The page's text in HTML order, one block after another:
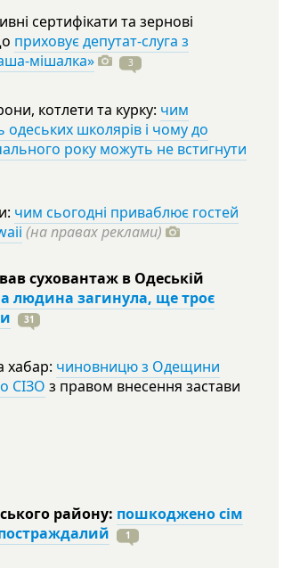
сертифікати та зернові
приховує депутат-слуга з
мішалка»
3
котлети та курку: чим
одеських школярів і чому до
року можуть не встигнути
чим сьогодні приваблює гостей
(на правах реклами)
суховантаж в Одеській
людина загинула, ще троє
31
хабар: чиновницю з Одещини
СІЗО з правом внесення застави
району: пошкоджено сім
1